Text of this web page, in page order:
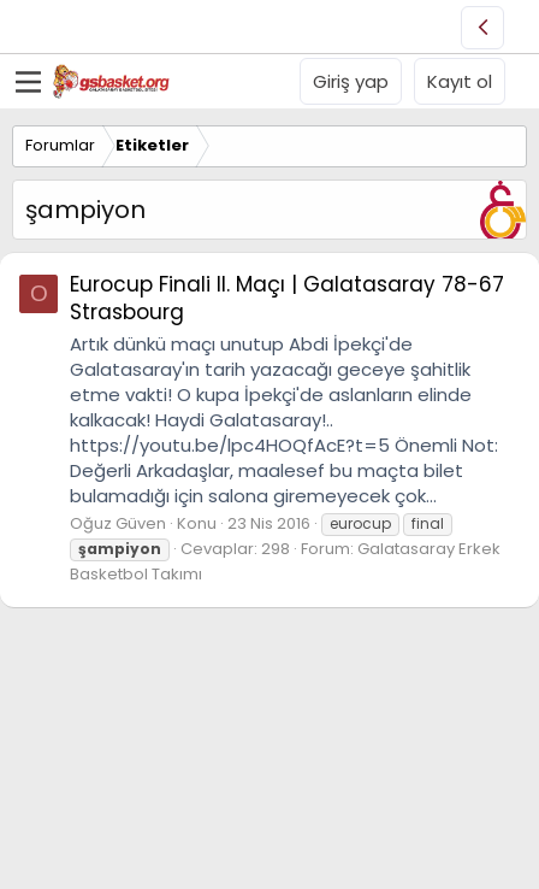
Giriş yap Kayıt ol
Forumlar Etiketler
şampiyon
O
Eurocup Finali II. Maçı | Galatasaray 78-67
Strasbourg
Artık dünkü maçı unutup Abdi İpekçi'de
Galatasaray'ın tarih yazacağı geceye şahitlik
etme vakti! O kupa İpekçi'de aslanların elinde
kalkacak! Haydi Galatasaray!..
https://youtu.be/lpc4HOQfAcE?t=5 Önemli Not:
Değerli Arkadaşlar, maalesef bu maçta bilet
bulamadığı için salona giremeyecek çok...
Oğuz Güven Konu 23 Nis 2016 eurocup
final
şampiyon
Cevaplar: 298 Forum: Galatasaray Erkek
Basketbol Takımı